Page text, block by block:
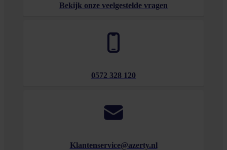
Bekijk onze veelgestelde vragen
0572 328 120
Klantenservice@azerty.nl